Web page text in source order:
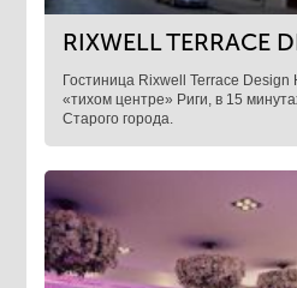
RIXWELL TERRACE
Гостиница Rixwell Terrace
«тихом центре» Риги, в 15
Старого города.